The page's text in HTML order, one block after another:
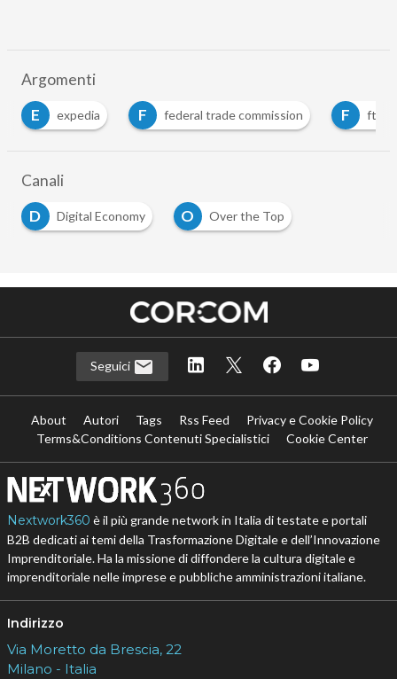
Argomenti
E
expedia F federal trade commission F ftc
Canali
D
Digital Economy O
Over the Top
Seguici
About Autori Tags Rss Feed
Privacy e Cookie Policy
Terms&Conditions Contenuti Specialistici
Cookie Center
Nextwork360 è il più grande network in Italia di testate e portali
B2B dedicati ai temi della Trasformazione Digitale e dell’Innovazione
Imprenditoriale. Ha la missione di diffondere la cultura digitale e
imprenditoriale nelle imprese e pubbliche amministrazioni italiane.
Indirizzo
Via Moretto da Brescia, 22
Milano - Italia